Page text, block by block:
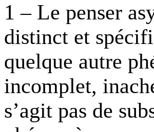
1 – Le penser
distinct et
quelque autre
incomplet,
s’agit pas de